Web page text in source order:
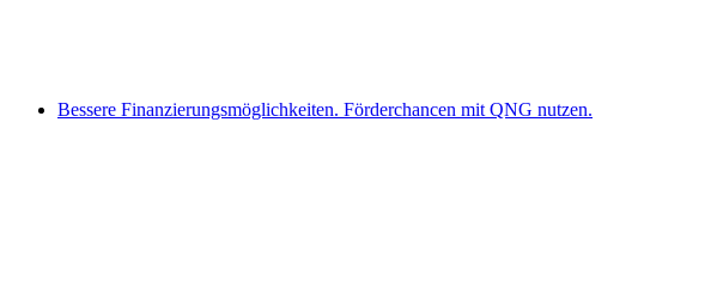
Bessere Finanzierungsmöglichkeiten. Förderchancen mit QNG nutzen.